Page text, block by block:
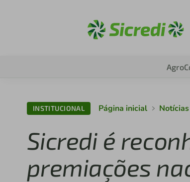
Agro
INSTITUCIONAL Página inicial
Sicredi é
premiações